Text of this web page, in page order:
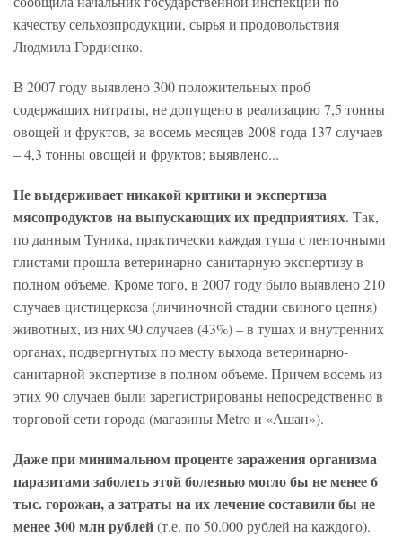
качеству сельхозпродукции, сырья и продовольствия
Людмила Гордиенко.
В 2007 году выявлено 300 положительных проб
содержащих нитраты, не допущено в реализацию 7,5 тонны
овощей и фруктов, за восемь месяцев 2008 года 137 случаев
– 4,3 тонны овощей и фруктов; выявлено...
Не выдерживает никакой критики и экспертиза
мясопродуктов на выпускающих их предприятиях.Так,
по данным Туника, практически каждая туша с ленточными
глистами прошла ветеринарно-санитарную экспертизу в
полном объеме. Кроме того, в 2007 году было выявлено 210
случаев цистицеркоза (личиночной стадии свиного цепня)
животных, из них 90 случаев (43%) – в тушах и внутренних
органах, подвергнутых по месту выхода ветеринарно-
санитарной экспертизе в полном объеме. Причем восемь из
этих 90 случаев были зарегистрированы непосредственно в
торговой сети города (магазины Metro и «Ашан»).
Даже при минимальном проценте заражения организма
паразитами заболеть этой болезнью могло бы не менее 6
тыс. горожан, а затраты на их лечение составили бы не
менее 300 млн рублей(т.е. по 50.000 рублей на каждого).